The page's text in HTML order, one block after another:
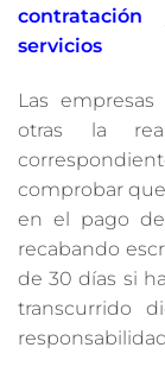
servicios
Las
otras la
comprobar
en el pago
recabando
de 30 días si
transcurrido